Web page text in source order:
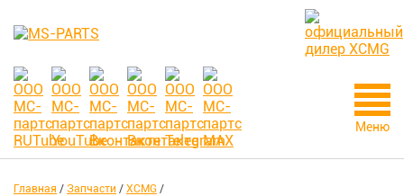
Меню
Главная / Запчасти / XCMG /